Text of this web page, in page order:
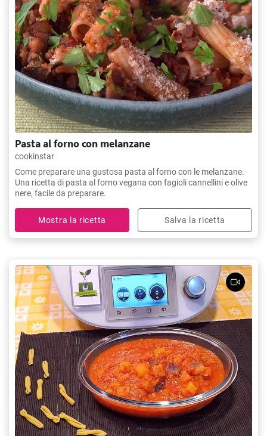
Pasta al forno con melanzane
cookinstar
Come preparare una gustosa pasta al forno con le melanzane.
Una ricetta di pasta al forno vegana con fagioli cannellini e olive
nere, facile da preparare.
Mostra la ricetta Salva la ricetta